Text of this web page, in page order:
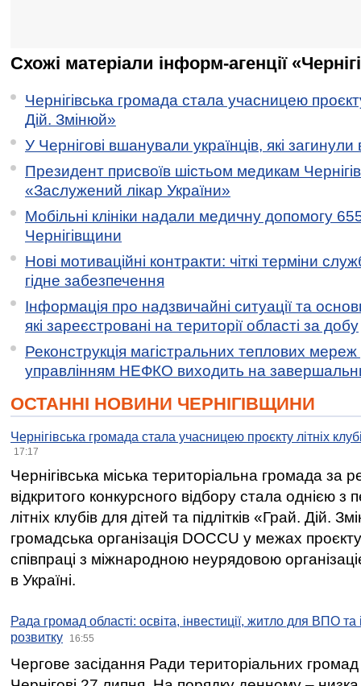
Схожі матеріали інформ-агенції
Чернігівська громада стала учасницею
Дій. Змінюй»
У Чернігові вшанували українців, які загинули
Президент присвоїв шістьом медикам
«Заслужений лікар України»
Мобільні клініки надали медичну допомогу
Чернігівщини
Нові мотиваційні контракти: чіткі терміни
гідне забезпечення
Інформація про надзвичайні ситуації та
які зареєстровані на території області за добу
Реконструкція магістральних теплових мереж
управлінням НЕФКО виходить на
ОСТАННІ НОВИНИ ЧЕРНІГІВЩИНИ
Чернігівська громада стала учасницею проєкту літніх
17:17
Чернігівська міська територіальна громада за
відкритого конкурсного відбору стала однією
літніх клубів для дітей та підлітків «Грай. Дій.
громадська організація DOCCU у межах
співпраці з міжнародною неурядовою
в Україні.
Рада громад області: освіта, інвестиції, житло для ВПО
розвитку
16:55
Чергове засідання Ради територіальних громад